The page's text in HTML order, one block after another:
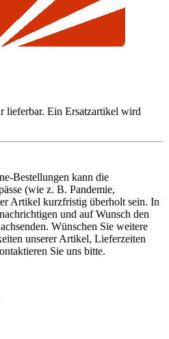
lieferbar. Ein Ersatzartikel wird
Bestellungen kann die
(wie z. B. Pandemie,
Artikel kurzfristig überholt sein. In
und auf Wunsch den
Wünschen Sie weitere
unserer Artikel, Lieferzeiten
Sie uns bitte.